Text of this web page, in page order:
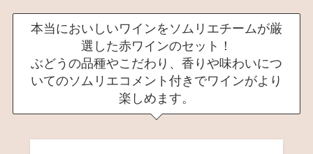
本当においしいワインをソムリエチームが厳
選した赤ワインのセット！
ぶどうの品種やこだわり、香りや味わいにつ
いてのソムリエコメント付きでワインがより
楽しめます。